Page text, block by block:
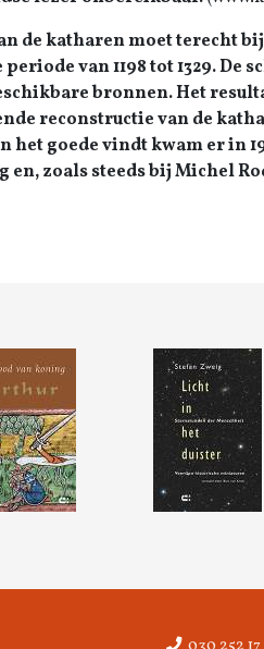
de katharen moet terecht
van 1198 tot 1329. De
bronnen. Het
reconstructie van de
het goede vindt kwam er in
zoals steeds bij Michel